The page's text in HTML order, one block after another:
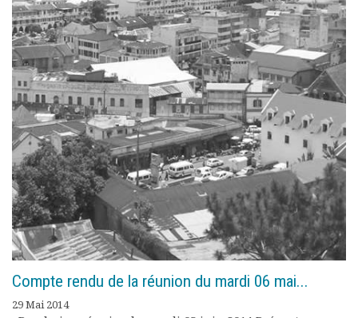
Compte rendu de la réunion du mardi 06 mai...
29 Mai 2014